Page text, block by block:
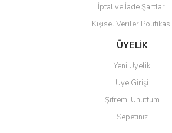
İptal ve İade Şartları
Kişisel Veriler Politikası
ÜYELİK
Yeni Üyelik
Üye Girişi
Şifremi Unuttum
Sepetiniz